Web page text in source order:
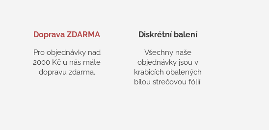
Doprava ZDARMA
Pro objednávky nad
2000 Kč u nás máte
dopravu zdarma.
Diskrétní balení
Všechny naše
objednávky jsou v
krabicích obalených
bílou strečovou fólií.